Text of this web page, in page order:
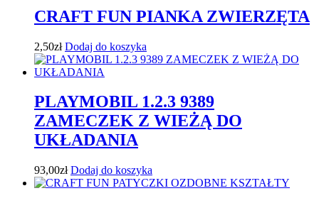
CRAFT FUN PIANKA ZWIERZĘTA
2,50zł Dodaj do koszyka
PLAYMOBIL 1.2.3 9389
ZAMECZEK Z WIEŻĄ DO
UKŁADANIA
93,00zł Dodaj do koszyka